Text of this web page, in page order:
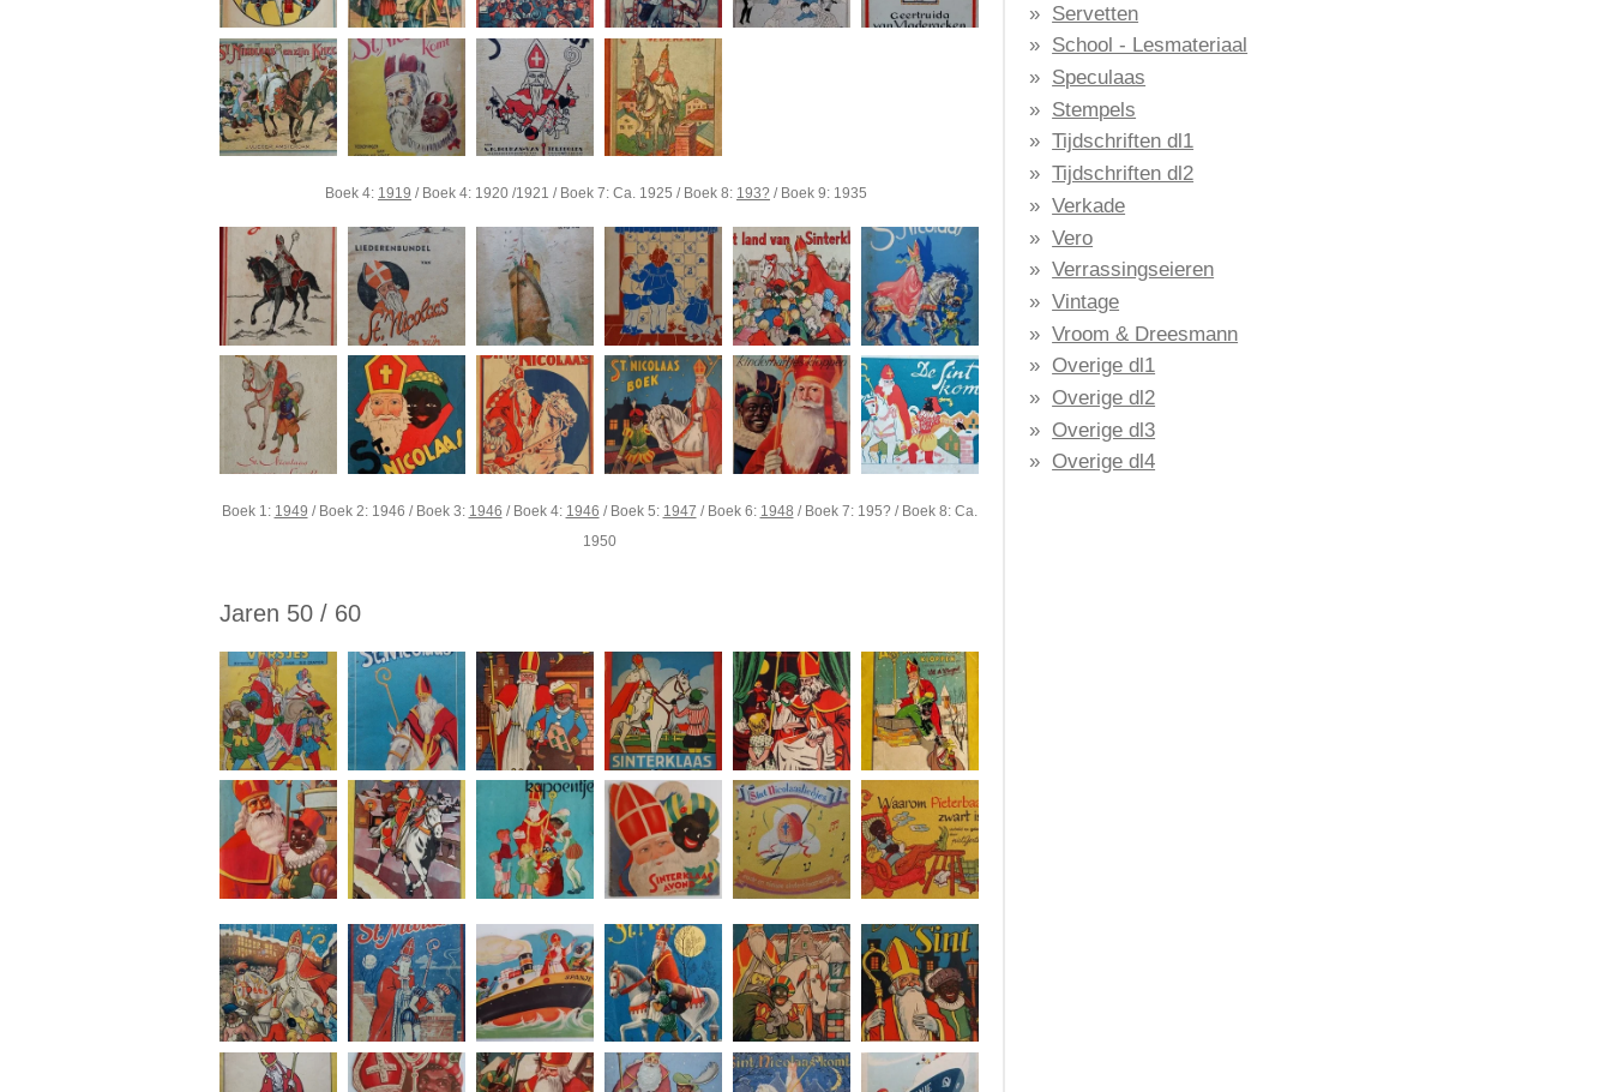
Boek 4: 1919 / Boek 4: 1920 /1921 / Boek 7: Ca. 1925 / Boek 8: 193? / Boek 9: 1935
Boek 1: 1949 / Boek 2: 1946 / Boek 3: 1946 / Boek 4: 1946 / Boek 5: 1947 / Boek 6: 1948 / Boek 7: 195? / Boek 8: Ca.
1950
Jaren 50 / 60
Servetten
School - Lesmateriaal
Speculaas
Stempels
Tijdschriften dl1
Tijdschriften dl2
Verkade
Vero
Verrassingseieren
Vintage
Vroom & Dreesmann
Overige dl1
Overige dl2
Overige dl3
Overige dl4